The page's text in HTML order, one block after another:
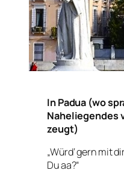
In Padua (wo
Naheliegendes
zeugt)
„Würd‘ gern mit
Du aa?“